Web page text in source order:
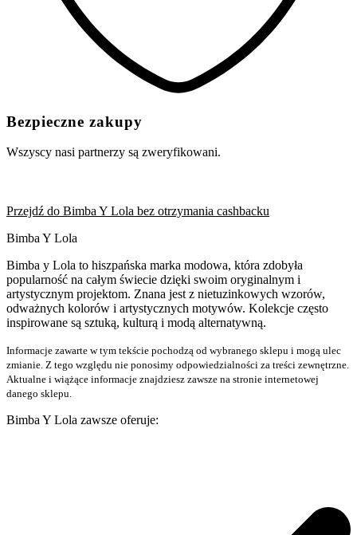
Bezpieczne zakupy
Wszyscy nasi partnerzy są zweryfikowani.
Przejdź do Bimba Y Lola bez otrzymania cashbacku
Bimba Y Lola
Bimba y Lola to hiszpańska marka modowa, która zdobyła
popularność na całym świecie dzięki swoim oryginalnym i
artystycznym projektom. Znana jest z nietuzinkowych wzorów,
odważnych kolorów i artystycznych motywów. Kolekcje często
inspirowane są sztuką, kulturą i modą alternatywną.
Informacje zawarte w tym tekście pochodzą od wybranego sklepu i mogą ulec
zmianie. Z tego względu nie ponosimy odpowiedzialności za treści zewnętrzne.
Aktualne i wiążące informacje znajdziesz zawsze na stronie internetowej
danego sklepu.
Bimba Y Lola zawsze oferuje: